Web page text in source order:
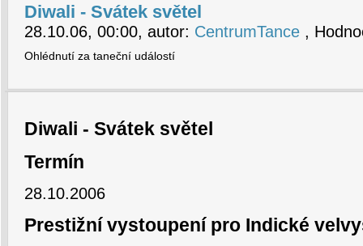
Diwali - Svátek světel
28.10.06, 00:00, autor: CentrumTance ,
Ohlédnutí za taneční událostí
Diwali - Svátek světel
Termín
28.10.2006
Prestižní vystoupení pro Indické